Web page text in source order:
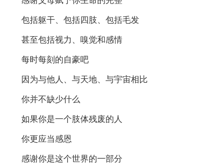
包括躯干、包括四肢、包括毛发
甚至包括视力、嗅觉和感情
每时每刻的自豪吧
因为与他人、与天地、与宇宙相比
你并不缺少什么
如果你是一个肢体残废的人
你更应当感恩
感谢你是这个世界的一部分